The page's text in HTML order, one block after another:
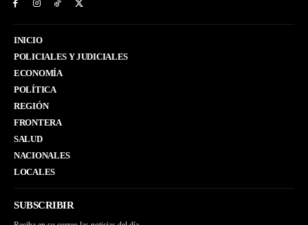
INICIO
POLICIALES Y JUDICIALES
ECONOMÍA
POLÍTICA
REGIÓN
FRONTERA
SALUD
NACIONALES
LOCALES
SUBSCRIBIR